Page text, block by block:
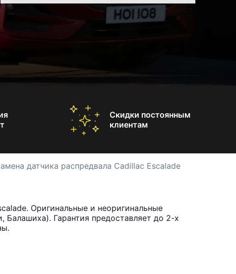
Скидки постоянным
клиентам
датчика распредвала Cadillac Escalade
Оригинальные и неоригинальные
Гарантия предоставляет до 2-х